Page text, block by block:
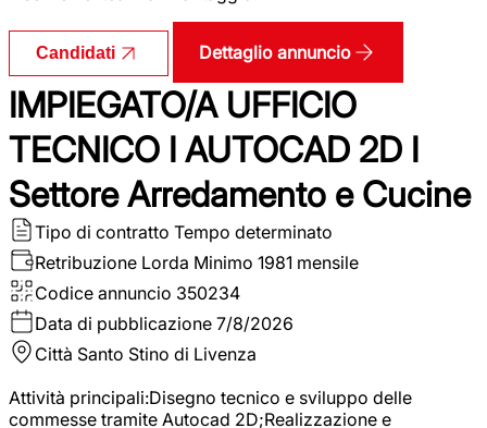
Candidati Dettaglio annuncio
IMPIEGATO/A UFFICIO
TECNICO I AUTOCAD 2D I
Settore Arredamento e Cucine
Tipo di contratto Tempo determinato
Retribuzione Lorda Minimo 1981 mensile
Codice annuncio 350234
Data di pubblicazione 7/8/2026
Città Santo Stino di Livenza
Attività principali:Disegno tecnico e sviluppo delle
commesse tramite Autocad 2D;Realizzazione e